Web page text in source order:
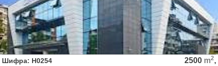
Шифра: H0254 2500 m2,